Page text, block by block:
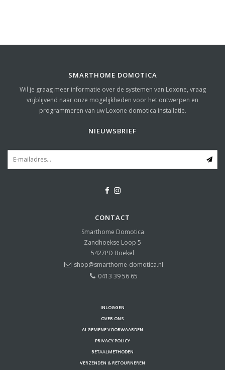
SMARTHOME DOMOTICA
Wil je graag meer informatie over de systemen van Loxone, vraag
vrijblijvend naar onze mogelijkheden voor het ontwerpen en
programmeren van uw Loxone domotica installatie.
NIEUWSBRIEF
CONTACT
Smarthome Domotica
Zandhoekse Loop 5
5427PD Boekel
shop@smarthome-domotica.nl
0413 39 56 65
INLOGGEN
OVER ONS
ALGEMENE VOORWAARDEN
PRIVACY POLICY
BETAALMETHODEN
VERZENDEN & RETOURNEREN